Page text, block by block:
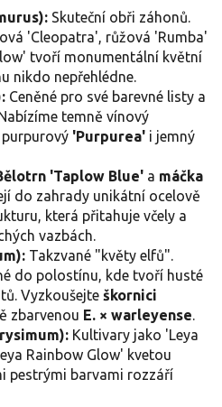
Skuteční obři záhonů.
'Cleopatra', růžová 'Rumba'
tvoří monumentální květní
nikdo nepřehlédne.
Ceněné pro své barevné listy a
temně vínový
purpurový 'Purpurea' i jemný
'Taplow Blue' a máčka
do zahrady unikátní ocelově
která přitahuje včely a
vazbách.
Takzvané "květy elfů".
do polostínu, kde tvoří husté
Vyzkoušejte škornici
zbarvenou E. × warleyense.
Kultivary jako 'Leya
Rainbow Glow' kvetou
pestrými barvami rozzáří